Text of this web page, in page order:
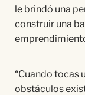
le brindó una
construir una
“Cuando tocas
obstáculos